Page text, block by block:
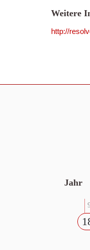
Weitere
http://
Jahr